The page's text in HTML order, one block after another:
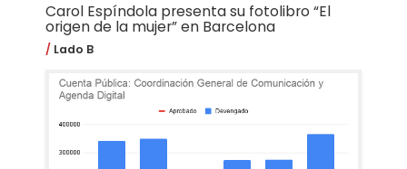
Carol Espíndola presenta su fotolibro “El
origen de la mujer” en Barcelona
Lado B